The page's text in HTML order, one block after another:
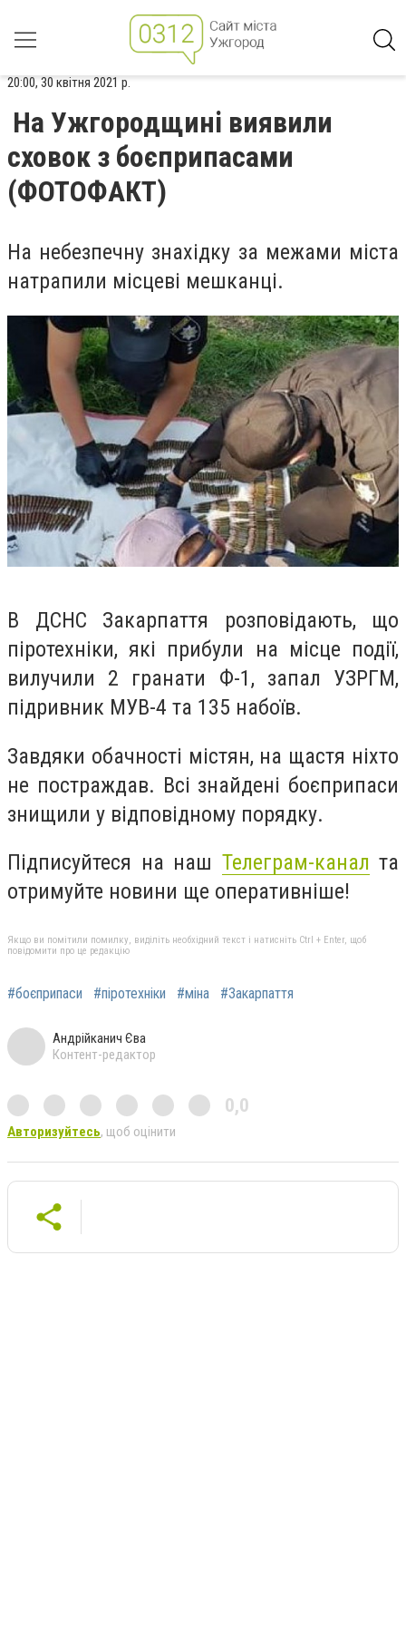
20:00, 30 квітня 2021 р.
На Ужгородщині виявили
сховок з боєприпасами
(ФОТОФАКТ)
На небезпечну знахідку за межами міста
натрапили місцеві мешканці.
В ДСНС Закарпаття розповідають, що
піротехніки, які прибули на місце події,
вилучили 2 гранати Ф-1, запал УЗРГМ,
підривник МУВ-4 та 135 набоїв.
Завдяки обачності містян, на щастя ніхто
не постраждав. Всі знайдені боєприпаси
знищили у відповідному порядку.
Підписуйтеся на наш Телеграм-канал та
отримуйте новини ще оперативніше!
Якщо ви помітили помилку, виділіть необхідний текст і натисніть Ctrl + Enter, щоб
повідомити про це редакцію
#боєприпаси #піротехніки #міна #Закарпаття
Андрійканич Єва
Контент-редактор
0,0
Авторизуйтесь, щоб оцінити